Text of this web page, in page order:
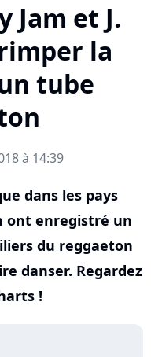
Jam et J.
la
tube
à 14:39
dans les pays
ont enregistré un
du reggaeton
danser. Regardez
!